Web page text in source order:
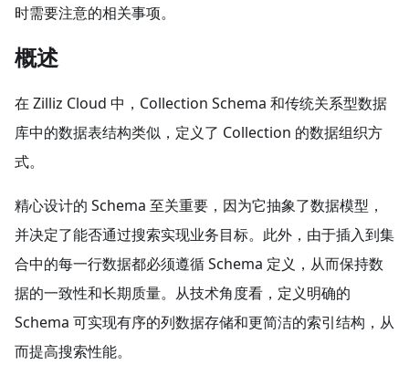
时需要注意的相关事项。
概述
在 Zilliz Cloud 中，Collection Schema 和传统关系型数据
库中的数据表结构类似，定义了 Collection 的数据组织方
式。
精心设计的 Schema 至关重要，因为它抽象了数据模型，
并决定了能否通过搜索实现业务目标。此外，由于插入到集
合中的每一行数据都必须遵循 Schema 定义，从而保持数
据的一致性和长期质量。从技术角度看，定义明确的
Schema 可实现有序的列数据存储和更简洁的索引结构，从
而提高搜索性能。